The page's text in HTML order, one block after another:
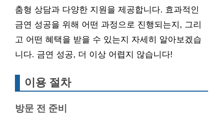
춤형 상담과 다양한 지원을 제공합니다. 효과적인
금연 성공을 위해 어떤 과정으로 진행되는지, 그리
고 어떤 혜택을 받을 수 있는지 자세히 알아보겠습
니다. 금연 성공, 더 이상 어렵지 않습니다!
이용 절차
방문 전 준비